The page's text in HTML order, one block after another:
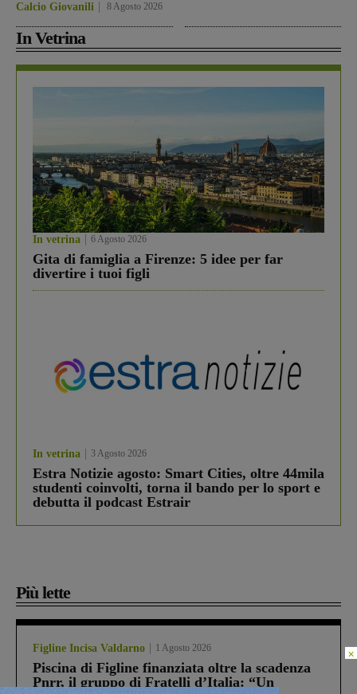
Calcio Giovanili 8 Agosto 2026
In Vetrina
In vetrina 6 Agosto 2026
Gita di famiglia a Firenze: 5 idee per far
divertire i tuoi figli
In vetrina 3 Agosto 2026
Estra Notizie agosto: Smart Cities, oltre 44mila
studenti coinvolti, torna il bando per lo sport e
debutta il podcast Estrair
Più lette
Figline Incisa Valdarno 1 Agosto 2026
Piscina di Figline finanziata oltre la scadenza
Pnrr, il gruppo di Fratelli d’Italia: “Un
×